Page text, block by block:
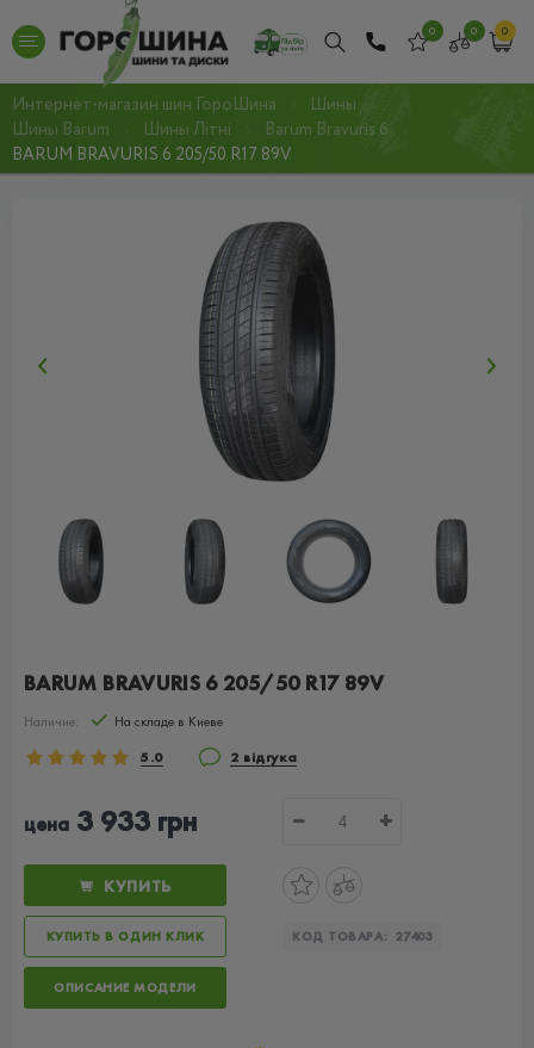
0 0 0
Интернет-магазин шин ГороШина
Шины
Шины Barum
Шины Літні
Barum Bravuris 6
BARUM BRAVURIS 6 205/50 R17 89V
BARUM BRAVURIS 6 205/50 R17 89V
Наличие:
На складе в Киеве
5.0
2 відгука
цена 3 933 грн − +
КУПИТЬ
КУПИТЬ В ОДИН КЛИК КОД ТОВАРА: 27403
ОПИСАНИЕ МОДЕЛИ